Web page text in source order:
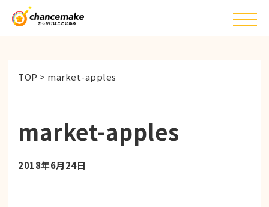
TOP > market-apples
market-apples
2018年6月24日